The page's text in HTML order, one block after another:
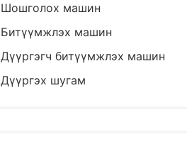
Шошголох машин
Битүүмжлэх машин
Дүүргэгч битүүмжлэх машин
Дүүргэх шугам